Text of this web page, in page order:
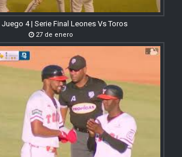
Juego 4 | Serie Final Leones Vs Toros
27 de enero